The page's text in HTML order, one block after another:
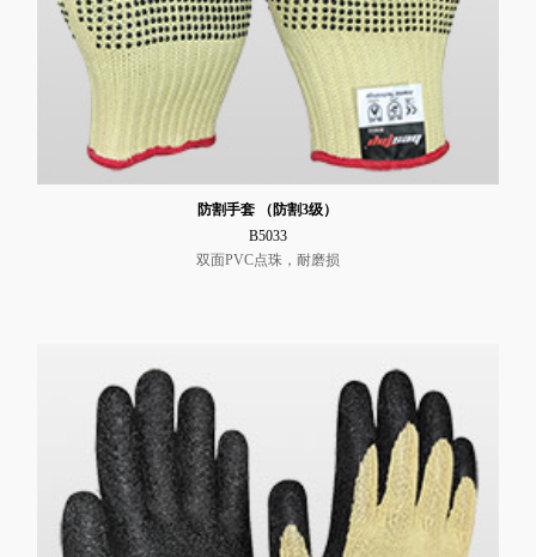
防割手套 （防割3级）
B5033
双面PVC点珠，耐磨损